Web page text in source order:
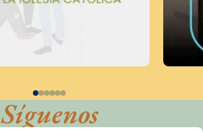
Síguenos